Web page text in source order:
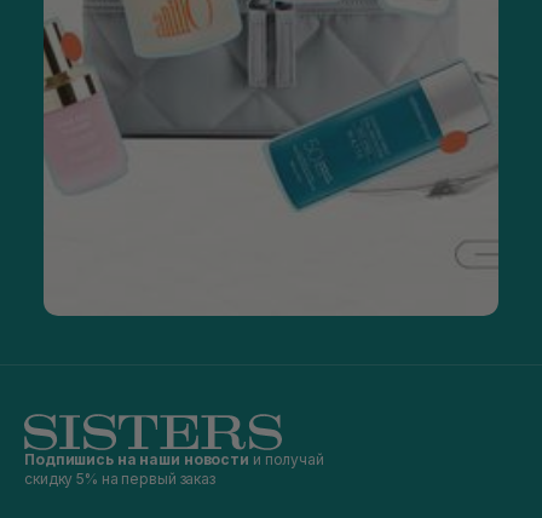
Подпишись на наши новости и получай
скидку 5% на первый заказ